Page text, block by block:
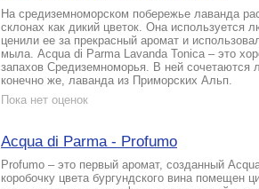
На средиземноморском побережье лаванда
склонах как дикий цветок. Она
ценили ее за прекрасный аромат и
мыла. Acqua di Parma Lavanda Tonica – это
запахов Средиземноморья. В ней сочетаются
конечно же, лаванда из Приморских Альп.
Пока нет оценок
Acqua di Parma - Profumo
Profumo – это первый аромат, созданный
коробочку цвета бургундского вина помещен